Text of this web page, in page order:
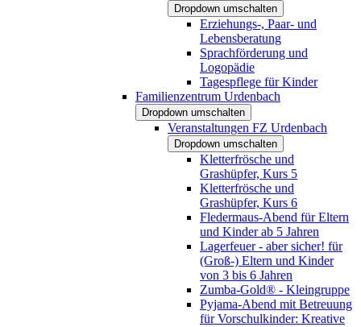
Dropdown umschalten
Erziehungs-, Paar- und
Lebensberatung
Sprachförderung und
Logopädie
Tagespflege für Kinder
Familienzentrum Urdenbach
Dropdown umschalten
Veranstaltungen FZ Urdenbach
Dropdown umschalten
Kletterfrösche und
Grashüpfer, Kurs 5
Kletterfrösche und
Grashüpfer, Kurs 6
Fledermaus-Abend für Eltern
und Kinder ab 5 Jahren
Lagerfeuer - aber sicher! für
(Groß-) Eltern und Kinder
von 3 bis 6 Jahren
Zumba-Gold® - Kleingruppe
Pyjama-Abend mit Betreuung
für Vorschulkinder: Kreative